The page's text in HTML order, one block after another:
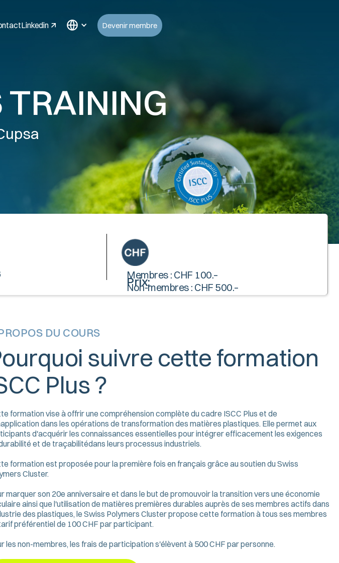
Linkedin Devenir membre
TRAINING
Prix:
Membres : CHF 100.–
Non-membres : CHF 500.–
DU COURS
suivre cette formation
Plus ?
formation vise à offrir une compréhension complète du cadre ISCC Plus et de
dans les opérations de transformation des matières plastiques. Elle permet aux
d'acquérir les connaissances essentielles pour intégrer efficacement les exigences
et de traçabilitédans leurs processus industriels.
formation est proposée pour la première fois en français grâce au soutien du Swiss
Cluster.
marquer son 20e anniversaire et dans le but de promouvoir la transition vers une économie
ainsi que l'utilisation de matières premières durables auprès de ses membres actifs dans
des plastiques, le Swiss Polymers Cluster propose cette formation à tous ses membres
préférentiel de 100 CHF par participant.
les non-membres, les frais de participation s'élèvent à 500 CHF par personne.